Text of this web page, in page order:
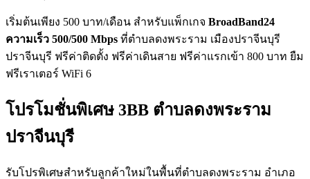
เริ่มต้นเพียง 500 บาท/เดือน สำหรับแพ็กเกจ BroadBand24
ความเร็ว 500/500 Mbps ที่ตำบลดงพระราม เมืองปราจีนบุรี
ปราจีนบุรี ฟรีค่าติดตั้ง ฟรีค่าเดินสาย ฟรีค่าแรกเข้า 800 บาท ยืม
ฟรีเราเตอร์ WiFi 6
โปรโมชั่นพิเศษ 3BB ตำบลดงพระราม
ปราจีนบุรี
รับโปรพิเศษสำหรับลูกค้าใหม่ในพื้นที่ตำบลดงพระราม อำเภอ